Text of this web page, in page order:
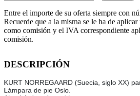
Entre el importe de su oferta siempre con
Recuerde que a la misma se le ha de
como comisión y el IVA correspondiente
comisión.
DESCRIPCIÓN
KURT NORREGAARD (Suecia, siglo XX)
Lámpara de pie Oslo.